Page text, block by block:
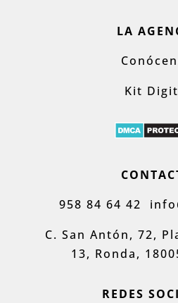
LA
Kit
958 84 64 42
C. San Antón, 72,
13, Ronda,
REDES